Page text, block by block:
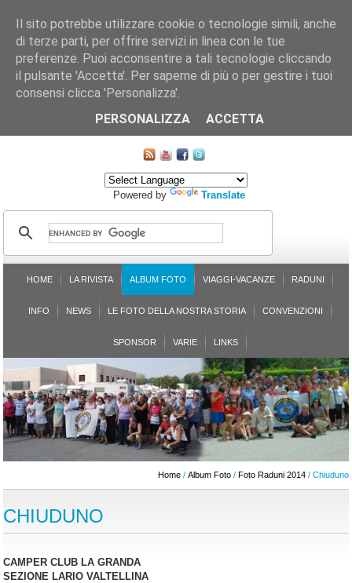
CHI SIAMO LE SEZIONI ASSICURGRANDA
ISCRIZIONE L'AVVOCATO RISPONDE SONDAGGI
Powered by Translate
HOME LA RIVISTA ALBUM FOTO VIAGGI-VACANZE RADUNI
INFO NEWS LE FOTO DELLA NOSTRA STORIA CONVENZIONI
SPONSOR VARIE LINKS
Home/ Album Foto/ Foto Raduni 2014/ Chiuduno
CHIUDUNO
CAMPER CLUB LA GRANDA
SEZIONE LARIO VALTELLINA
Il sito potrebbe utilizzare cookie o tecnologie simili, anche
di terze parti, per offrire servizi in linea con le tue
preferenze. Puoi acconsentire a tali tecnologie cliccando
il pulsante 'Accetta'. Per saperne di più o per gestire i tuoi
consensi clicca 'Personalizza'.
PERSONALIZZA
ACCETTA